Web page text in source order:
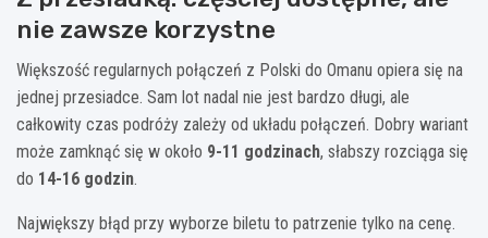
nie zawsze korzystne
Większość regularnych połączeń z Polski do Omanu opiera się na
jednej przesiadce. Sam lot nadal nie jest bardzo długi, ale
całkowity czas podróży zależy od układu połączeń. Dobry wariant
może zamknąć się w około 9-11 godzinach, słabszy rozciąga się
do 14-16 godzin.
Największy błąd przy wyborze biletu to patrzenie tylko na cenę.